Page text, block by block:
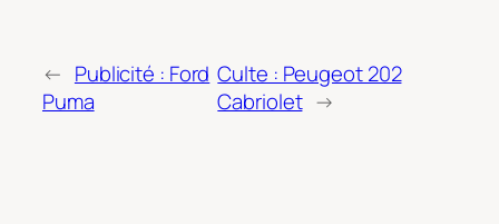
← Publicité : Ford
Puma
Culte : Peugeot 202
Cabriolet →